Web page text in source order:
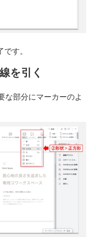
す。
を引く
な部分にマーカーのよ